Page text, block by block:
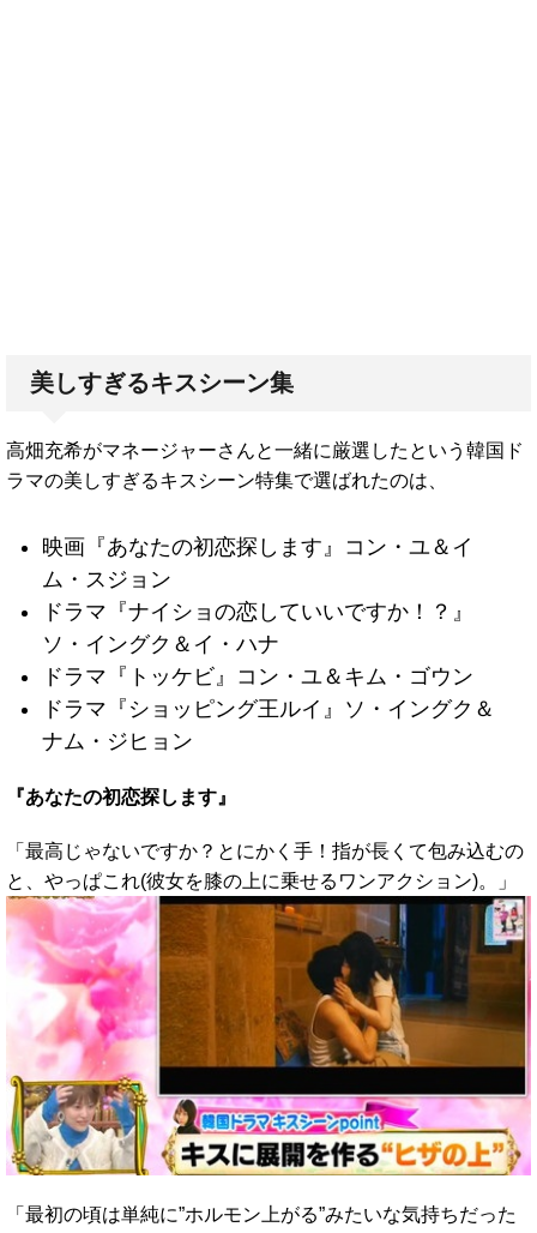
美しすぎるキスシーン集
高畑充希がマネージャーさんと一緒に厳選したという韓国ド
ラマの美しすぎるキスシーン特集で選ばれたのは、
映画『あなたの初恋探します』コン・ユ＆イ
ム・スジョン
ドラマ『ナイショの恋していいですか！？』
ソ・イングク＆イ・ハナ
ドラマ『トッケビ』コン・ユ＆キム・ゴウン
ドラマ『ショッピング王ルイ』ソ・イングク＆
ナム・ジヒョン
『あなたの初恋探します』
「最高じゃないですか？とにかく手！指が長くて包み込むの
と、やっぱこれ(彼女を膝の上に乗せるワンアクション)。」
「最初の頃は単純に”ホルモン上がる”みたいな気持ちだった